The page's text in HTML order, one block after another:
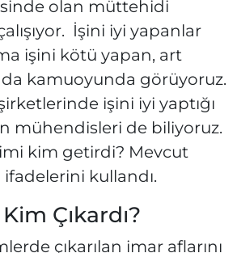
olan müttehidi
İşini iyi yapanlar
işini kötü yapan, art
da kamuoyunda görüyoruz.
işini iyi yaptığı
mühendisleri de biliyoruz.
kim getirdi? Mevcut
kullandı.
Çıkardı?
çıkarılan imar aflarını